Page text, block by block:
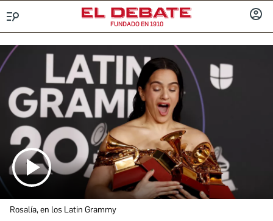
FUNDADO EN 1910
Rosalía, en los Latin Grammy